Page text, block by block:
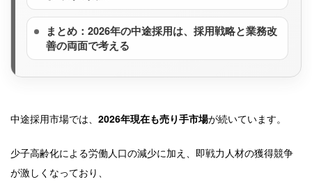
まとめ：2026年の中途採用は、採用戦略と業務改
善の両面で考える
中途採用市場では、 2026年現在も売り手市場が続いています。
少子高齢化による労働人口の減少に加え、即戦力人材の獲得競争
が激しくなっており、